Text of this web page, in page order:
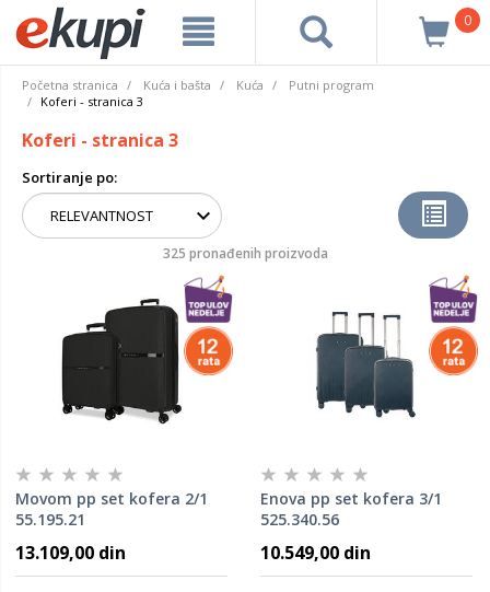
0
Početna stranica Kuća i bašta Kuća
Putni program
Koferi - stranica 3
Koferi - stranica 3
Sortiranje po:
325 pronađenih proizvoda
Movom pp set kofera 2/1
55.195.21
13.109,00 din
Enova pp set kofera 3/1
525.340.56
10.549,00 din